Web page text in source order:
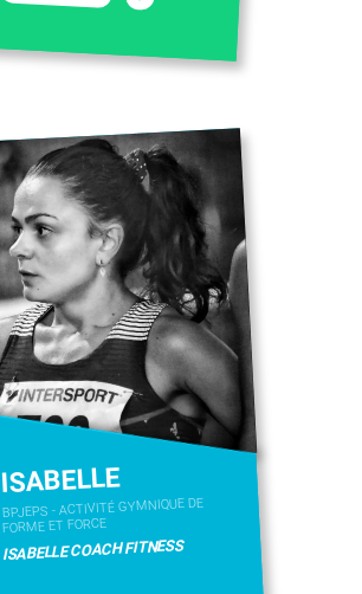
ISABELLE
BPJEPS - ACTIVITÉ GYMNIQUE DE
FORME ET FORCE
ISABELLE COACH FITNESS